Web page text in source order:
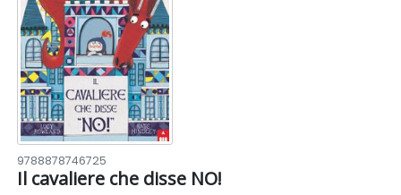
9788878746725
Il cavaliere che disse NO!